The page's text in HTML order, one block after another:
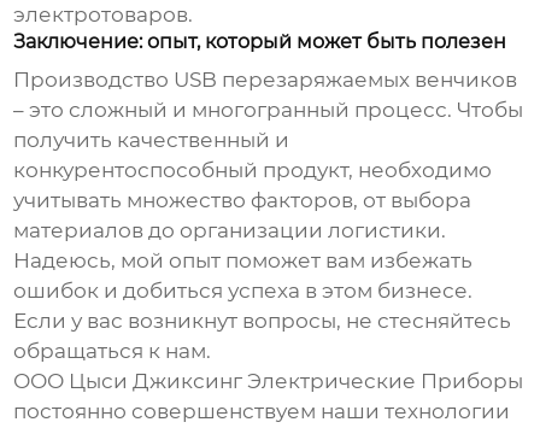
электротоваров.
Заключение: опыт, который может быть полезен
Производство USB перезаряжаемых венчиков
– это сложный и многогранный процесс. Чтобы
получить качественный и
конкурентоспособный продукт, необходимо
учитывать множество факторов, от выбора
материалов до организации логистики.
Надеюсь, мой опыт поможет вам избежать
ошибок и добиться успеха в этом бизнесе.
Если у вас возникнут вопросы, не стесняйтесь
обращаться к нам.
ООО Цыси Джиксинг Электрические Приборы
постоянно совершенствуем наши технологии